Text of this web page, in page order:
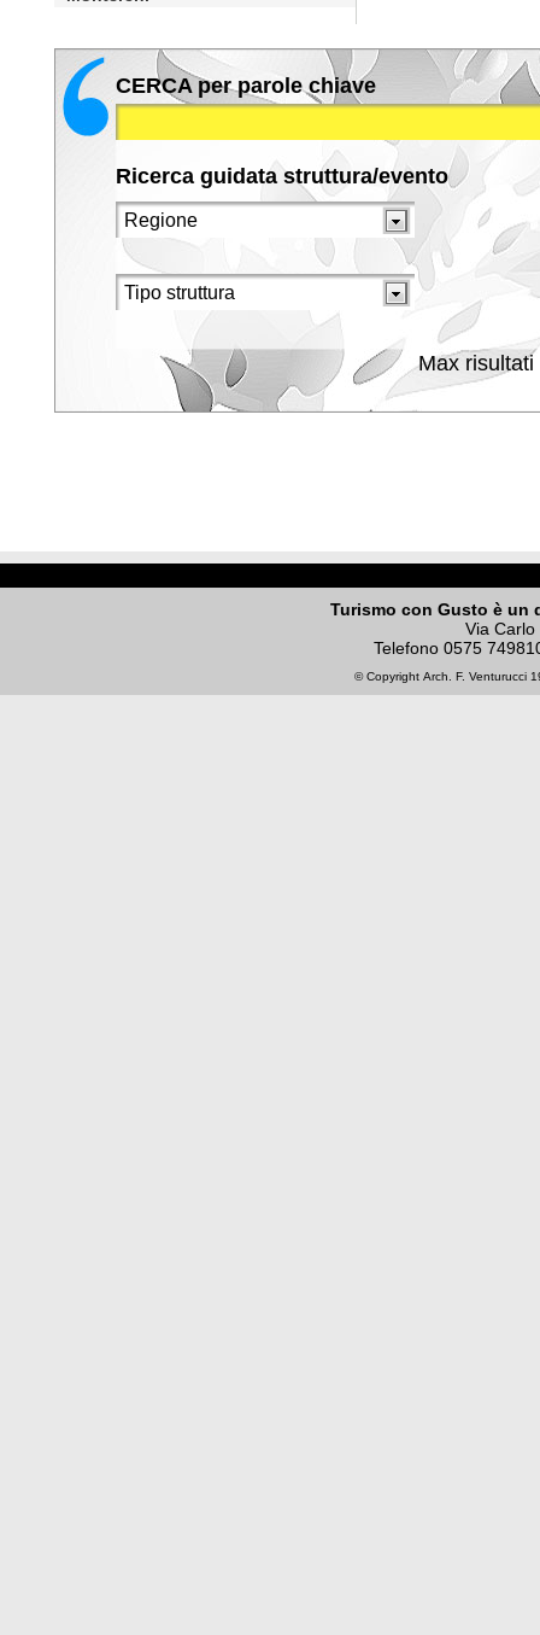
CERCA per parole chiave
Ricerca guidata struttura/evento
Max risultati
Turismo con Gusto è un
Via
Telefono 0575
© Copyright Arch. F. Venturucci